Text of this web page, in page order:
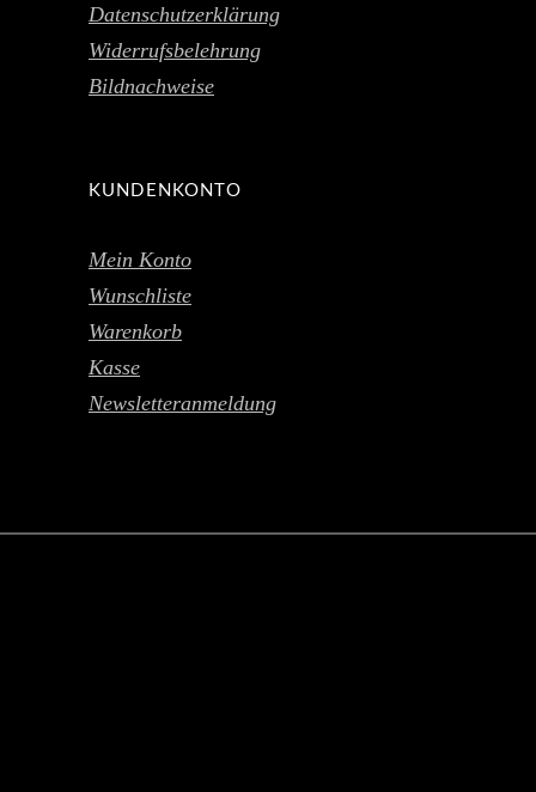
Datenschutzerklärung
Widerrufsbelehrung
Bildnachweise
KUNDENKONTO
Mein Konto
Wunschliste
Warenkorb
Kasse
Newsletteranmeldung